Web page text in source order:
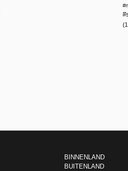
BINNENLAND
BUITENLAND